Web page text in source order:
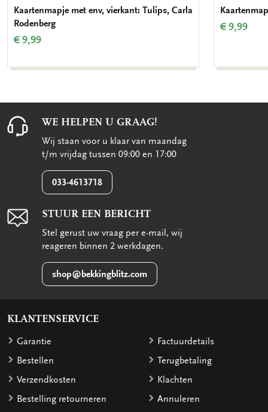
Kaartenmapje met env, vierkant: Tulips, Carla
Rodenberg
€ 9,99
€ 9,99
WE HELPEN U GRAAG!
Wij staan voor u klaar van maandag
t/m vrijdag tussen 09:00 en 17:00
033-4613718
STUUR EEN BERICHT
Stel gerust uw vraag per e-mail, wij
reageren binnen 2 werkdagen.
shop@bekkingblitz.com
KLANTENSERVICE
Garantie
Bestellen
Verzendkosten
Bestelling retourneren
Factuurdetails
Terugbetaling
Klachten
Annuleren